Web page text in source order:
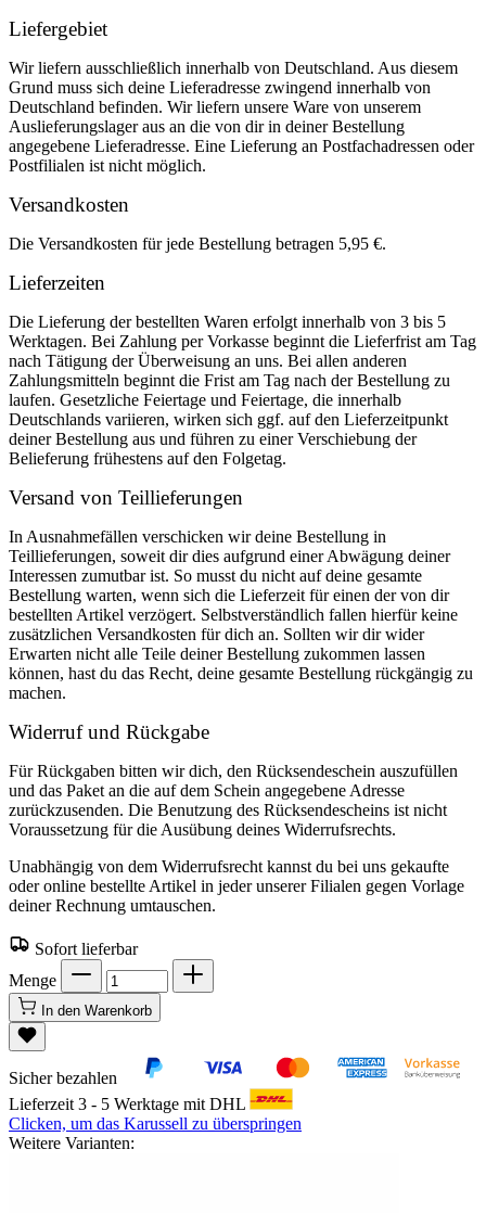
Liefergebiet
Wir liefern ausschließlich innerhalb von Deutschland. Aus diesem
Grund muss sich deine Lieferadresse zwingend innerhalb von
Deutschland befinden. Wir liefern unsere Ware von unserem
Auslieferungslager aus an die von dir in deiner Bestellung
angegebene Lieferadresse. Eine Lieferung an Postfachadressen oder
Postfilialen ist nicht möglich.
Versandkosten
Die Versandkosten für jede Bestellung betragen 5,95 €.
Lieferzeiten
Die Lieferung der bestellten Waren erfolgt innerhalb von 3 bis 5
Werktagen. Bei Zahlung per Vorkasse beginnt die Lieferfrist am Tag
nach Tätigung der Überweisung an uns. Bei allen anderen
Zahlungsmitteln beginnt die Frist am Tag nach der Bestellung zu
laufen. Gesetzliche Feiertage und Feiertage, die innerhalb
Deutschlands variieren, wirken sich ggf. auf den Lieferzeitpunkt
deiner Bestellung aus und führen zu einer Verschiebung der
Belieferung frühestens auf den Folgetag.
Versand von Teillieferungen
In Ausnahmefällen verschicken wir deine Bestellung in
Teillieferungen, soweit dir dies aufgrund einer Abwägung deiner
Interessen zumutbar ist. So musst du nicht auf deine gesamte
Bestellung warten, wenn sich die Lieferzeit für einen der von dir
bestellten Artikel verzögert. Selbstverständlich fallen hierfür keine
zusätzlichen Versandkosten für dich an. Sollten wir dir wider
Erwarten nicht alle Teile deiner Bestellung zukommen lassen
können, hast du das Recht, deine gesamte Bestellung rückgängig zu
machen.
Widerruf und Rückgabe
Für Rückgaben bitten wir dich, den Rücksendeschein auszufüllen
und das Paket an die auf dem Schein angegebene Adresse
zurückzusenden. Die Benutzung des Rücksendescheins ist nicht
Voraussetzung für die Ausübung deines Widerrufsrechts.
Unabhängig von dem Widerrufsrecht kannst du bei uns gekaufte
oder online bestellte Artikel in jeder unserer Filialen gegen Vorlage
deiner Rechnung umtauschen.
Sofort lieferbar
Menge
In den Warenkorb
Sicher bezahlen
Lieferzeit 3 - 5 Werktage mit DHL
Clicken, um das Karussell zu überspringen
Weitere Varianten: